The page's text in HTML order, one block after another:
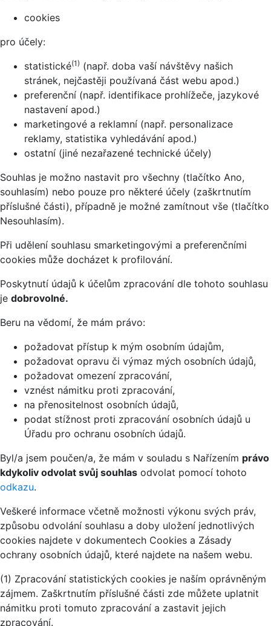
cookies
pro účely:
statistické(1) (např. doba vaší návštěvy našich
stránek, nejčastěji používaná část webu apod.)
preferenční (např. identifikace prohlížeče, jazykové
nastavení apod.)
marketingové a reklamní (např. personalizace
reklamy, statistika vyhledávání apod.)
ostatní (jiné nezařazené technické účely)
Souhlas je možno nastavit pro všechny (tlačítko Ano,
souhlasím) nebo pouze pro některé účely (zaškrtnutím
příslušné části), případně je možné zamítnout vše (tlačítko
Nesouhlasím).
Při udělení souhlasu smarketingovými a preferenčními
cookies může docházet k profilování.
Poskytnutí údajů k účelům zpracování dle tohoto souhlasu
je dobrovolné.
Beru na vědomí, že mám právo:
požadovat přístup k mým osobním údajům,
požadovat opravu či výmaz mých osobních údajů,
požadovat omezení zpracování,
vznést námitku proti zpracování,
na přenositelnost osobních údajů,
podat stížnost proti zpracování osobních údajů u
Úřadu pro ochranu osobních údajů.
Byl/a jsem poučen/a, že mám v souladu s Nařízením právo
kdykoliv odvolat svůj souhlas odvolat pomocí tohoto
odkazu.
Veškeré informace včetně možnosti výkonu svých práv,
způsobu odvolání souhlasu a doby uložení jednotlivých
cookies najdete v dokumentech Cookies a Zásady
ochrany osobních údajů, které najdete na našem webu.
(1) Zpracování statistických cookies je naším oprávněným
zájmem. Zaškrtnutím příslušné části zde můžete uplatnit
námitku proti tomuto zpracování a zastavit jejich
zpracování.